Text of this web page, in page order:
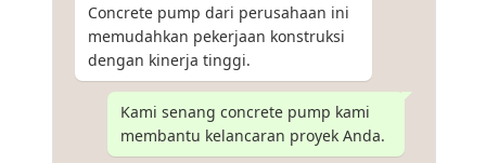
Concrete pump dari perusahaan ini
memudahkan pekerjaan konstruksi
dengan kinerja tinggi.
Kami senang concrete pump kami
membantu kelancaran proyek Anda.